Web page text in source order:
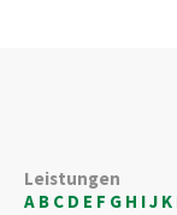
Leistungen
A B C D E F G H IJ K